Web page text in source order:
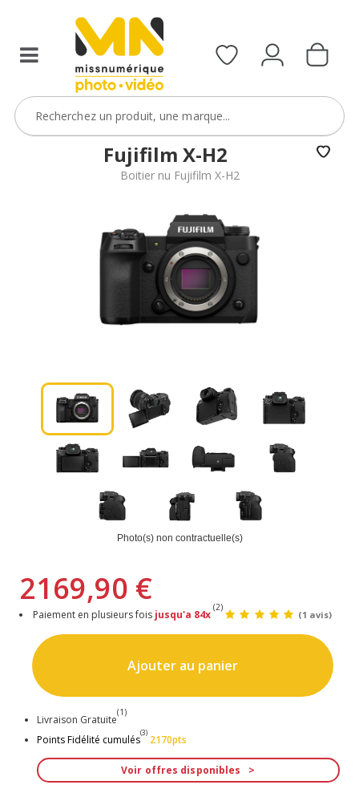
compact,
bridge
ou
étanche)
BoitierBatterie5Fujifilm X-H2
Boitier nu Fujifilm X-H2
Photo(s) non contractuelle(s)
2169,90 €
Paiement en plusieurs fois jusqu'a 84x
(2)
(1 avis)
Ajouter au panier
Livraison Gratuite
(1)
Points Fidélité cumulés
(3)
2170pts
Voir offres disponibles